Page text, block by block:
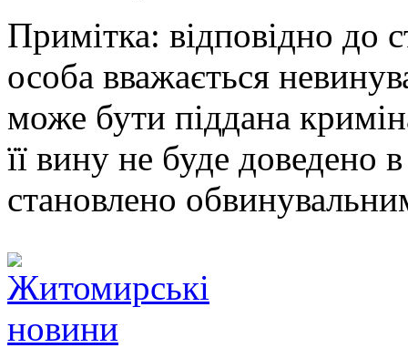
Примітка: відповідно до
особа вважається
може бути піддана
її вину не буде доведено
становлено